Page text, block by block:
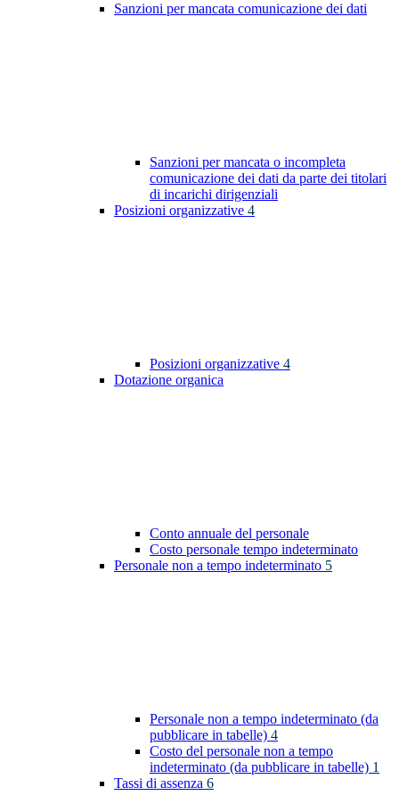
Sanzioni per mancata comunicazione dei dati
Sanzioni per mancata o incompleta
comunicazione dei dati da parte dei titolari
di incarichi dirigenziali
Posizioni organizzative 4
Posizioni organizzative 4
Dotazione organica
Conto annuale del personale
Costo personale tempo indeterminato
Personale non a tempo indeterminato 5
Personale non a tempo indeterminato (da
pubblicare in tabelle) 4
Costo del personale non a tempo
indeterminato (da pubblicare in tabelle) 1
Tassi di assenza 6